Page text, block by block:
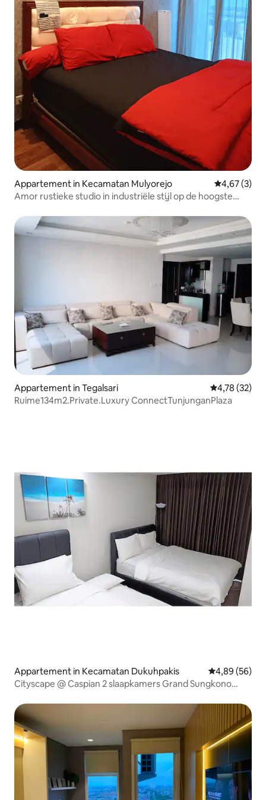
Appartement in Kecamatan Mulyorejo
4,67 (3)
Amor rustieke studio in industriële stijl op de hoogste
Appartement in Tegalsari Gemiddelde
4,78 (32)
Ruime134m2.Private.Luxury ConnectTunjunganPlaza
Appartement in Kecamatan Dukuhpakis Gemiddelde
4,89 (56)
Cityscape @ Caspian 2 slaapkamers Grand Sungkono